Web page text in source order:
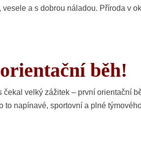
vesele a s dobrou náladou. Příroda v
běh!
čekal velký zážitek – první orientační
to napínavé, sportovní a plné